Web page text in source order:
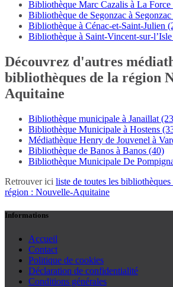
Bibliothèque Marc Cazalis à La Force
Bibliothèque de Segonzac à
Bibliothèque à Cénac-et-Saint-Julien
Bibliothèque à Saint-Vincent-sur-
Découvrez d'autres
bibliothèques de la région
Aquitaine
Bibliothèque municipale à Janaillat
Bibliothèque Municipale à Hostens
Médiathèque Henry de Jouvenel à
Bibliothèque de Banos à Banos (40)
Bibliothèque Municipale De
Retrouver ici liste de toutes les
région : Nouvelle-Aquitaine
Informations
Accueil
Contact
Politique de cookies
Déclaration de confidentialité
Conditions générales